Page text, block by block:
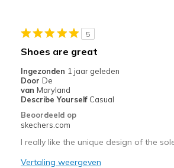
View On Shoes
Schoenen zijn om te
5
Shoes are great
Ingezonden 1 jaar geleden
Door De
van Maryland
Describe Yourself Casual
Beoordeeld op
skechers.com
I really like the unique design of the
Vertaling weergeven